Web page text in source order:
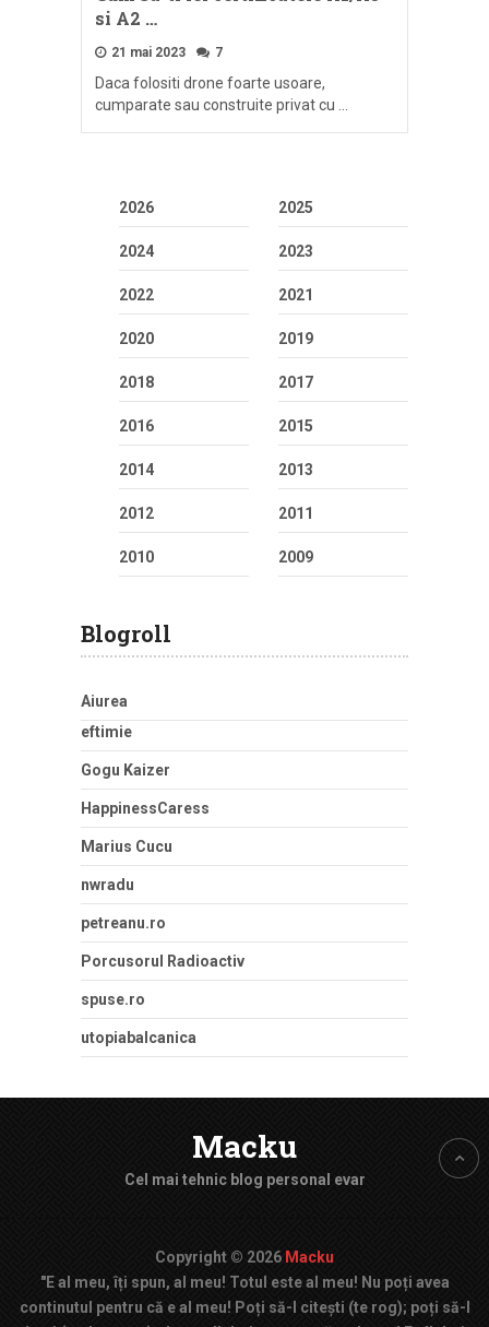
si A2 …
21 mai 2023 7
Daca folositi drone foarte usoare,
cumparate sau construite privat cu …
2026 2025
2024 2023
2022 2021
2020 2019
2018 2017
2016 2015
2014 2013
2012 2011
2010 2009
Blogroll
Aiurea
eftimie
Gogu Kaizer
HappinessCaress
Marius Cucu
nwradu
petreanu.ro
Porcusorul Radioactiv
spuse.ro
utopiabalcanica
Macku
Cel mai tehnic blog personal evar
Copyright © 2026 Macku
"E al meu, îți spun, al meu! Totul este al meu! Nu poți avea
continutul pentru că e al meu! Poți să-l citești (te rog); poți să-l